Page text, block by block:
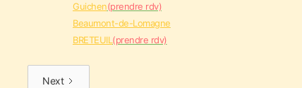
Guichen(prendre rdv)
Beaumont-de-Lomagne
BRETEUIL (prendre rdv)
Next